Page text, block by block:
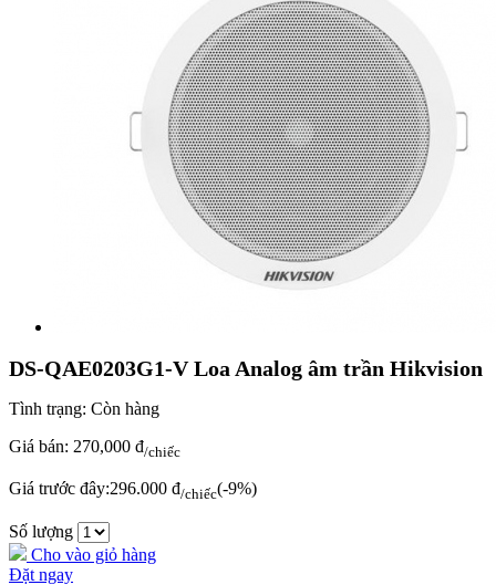
DS-QAE0203G1-V Loa Analog âm trần Hikvision
Tình trạng: Còn hàng
Giá bán: 270,000 đ/chiếc
Giá trước đây:296.000 đ/chiếc(-9%)
Số lượng
Cho vào giỏ hàng
Đặt ngay